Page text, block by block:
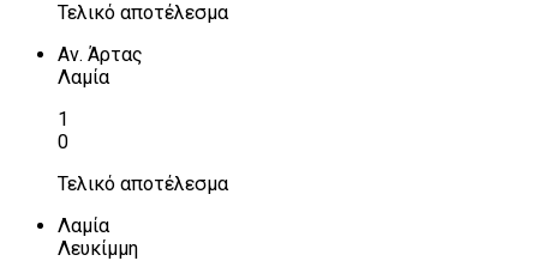
Τελικό αποτέλεσμα
Αν. Άρτας
Λαμία
1
0
Τελικό αποτέλεσμα
Λαμία
Λευκίμμη